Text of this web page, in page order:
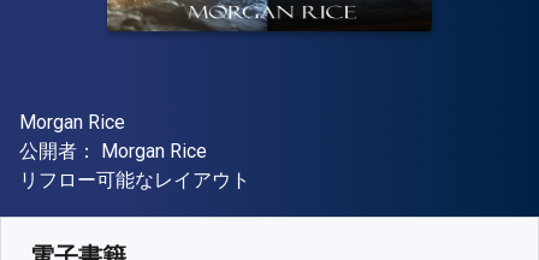
著者
Morgan Rice
出版社
公開者： Morgan Rice
形式
リフロー可能なレイアウト